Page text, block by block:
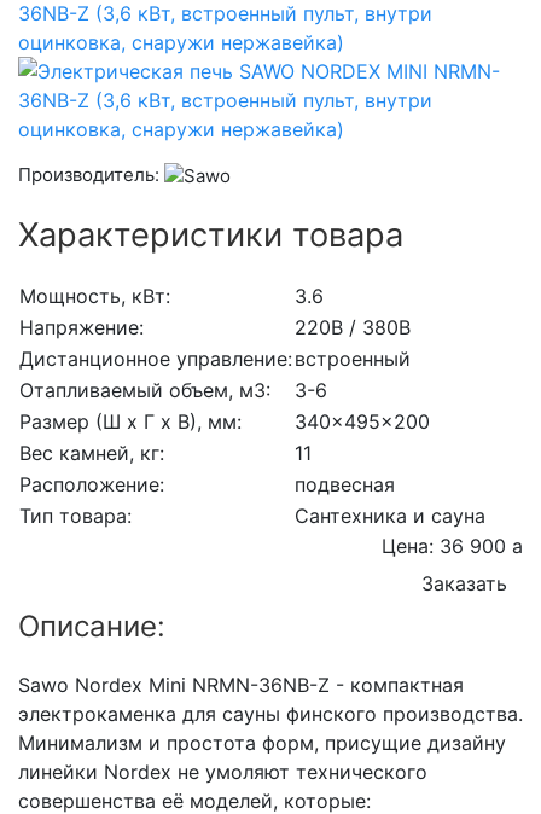
Производитель:
Характеристики товара
Мощность, кВт:
3.6
Напряжение:
220В / 380В
Дистанционное управление:встроенный
Отапливаемый объем, м3:
3-6
Размер (Ш x Г x В), мм:
340x495x200
Вес камней, кг:
11
Расположение:
подвесная
Тип товара:
Сантехника и сауна
Цена: 36 900 a
Заказать
Описание:
Sawo Nordex Mini NRMN-36NB-Z - компактная
электрокаменка для сауны финского производства.
Минимализм и простота форм, присущие дизайну
линейки Nordex не умоляют технического
совершенства её моделей, которые: